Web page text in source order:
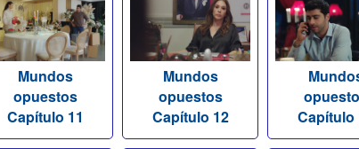
Mundos
opuestos
Capítulo 11
Mundos
opuestos
Capítulo 12
Capítulo